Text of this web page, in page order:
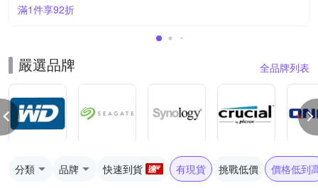
滿1件享92折
嚴選品牌 全品牌列表
分類 品牌 快速到貨 有現貨 挑戰低價 價格低到